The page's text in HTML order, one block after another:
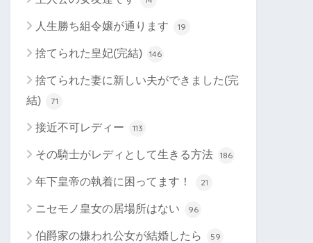
人生勝ち組令嬢が通ります 19
捨てられた皇妃(完結) 146
捨てられた妻に新しい夫ができました(完
結)
71
接近不可レディー 113
その騎士がレディとして生きる方法 186
年下皇帝の執着に困ってます！ 21
ニセモノ皇女の居場所はない 96
伯爵家の嫌われ公女が結婚したら 59